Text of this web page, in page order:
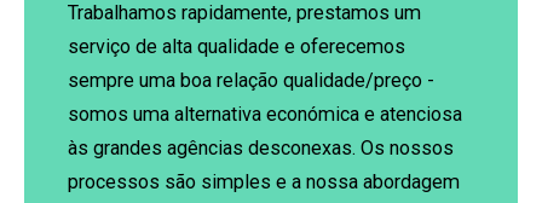
Trabalhamos rapidamente, prestamos um
serviço de alta qualidade e oferecemos
sempre uma boa relação qualidade/preço -
somos uma alternativa económica e atenciosa
às grandes agências desconexas. Os nossos
processos são simples e a nossa abordagem